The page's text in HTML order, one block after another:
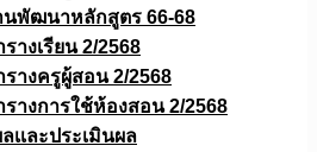
นพัฒนาหลักสูตร 66-68
รางเรียน 2/2568
รางครูผู้สอน 2/2568
รางการใช้ห้องสอน 2/2568
เเละประเมินผล